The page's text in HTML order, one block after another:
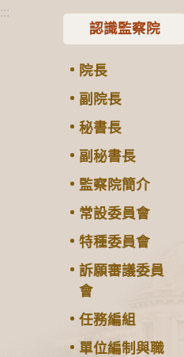
:::
認識監察院
院長
副院長
秘書長
副秘書長
監察院簡介
常設委員會
特種委員會
訴願審議委員
會
任務編組
單位編制與職